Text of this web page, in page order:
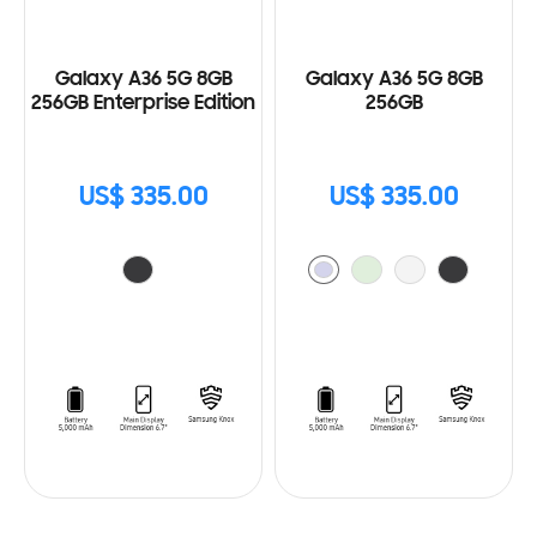
Galaxy A36 5G 8GB
256GB Enterprise Edition
US$ 335.00
Galaxy A36 5G 8GB
256GB
US$ 335.00